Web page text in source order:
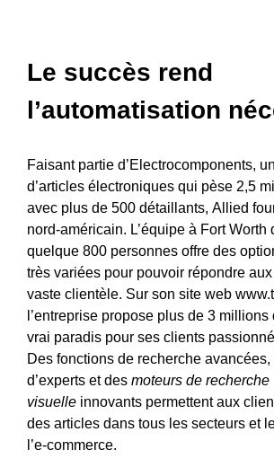
Le succès rend
l’automatisation
Faisant partie d’Electrocomponents,
d’articles électroniques qui pèse 2,5
avec plus de 500 détaillants, Allied
nord-américain. L’équipe à Fort Worth
quelque 800 personnes offre des
très variées pour pouvoir répondre
vaste clientèle. Sur son site web
l’entreprise propose plus de 3 millions
vrai paradis pour ses clients
Des fonctions de recherche
d’experts et des moteurs de recherche
visuelle innovants permettent aux
des articles dans tous les secteurs et
l’e-commerce.